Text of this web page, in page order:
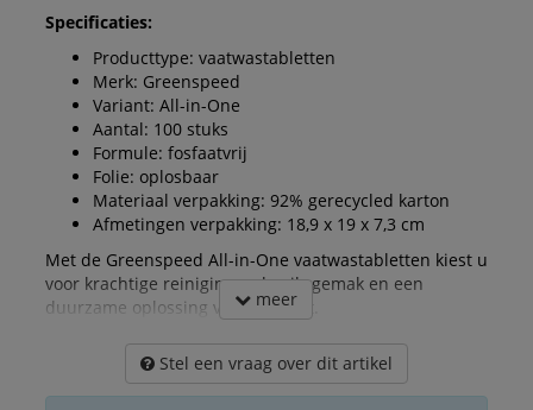
Specificaties:
Producttype: vaatwastabletten
Merk: Greenspeed
Variant: All-in-One
Aantal: 100 stuks
Formule: fosfaatvrij
Folie: oplosbaar
Materiaal verpakking: 92% gerecycled karton
Afmetingen verpakking: 18,9 x 19 x 7,3 cm
Met de Greenspeed All-in-One vaatwastabletten kiest u
voor krachtige reiniging, gebruiksgemak en een
duurzame oplossing voor uw vaat.
meer
Stel een vraag over dit artikel